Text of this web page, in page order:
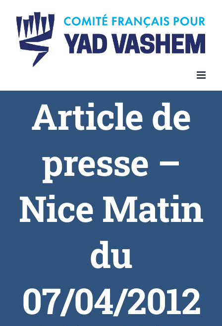
Article de
presse –
Nice Matin
du
07/04/2012